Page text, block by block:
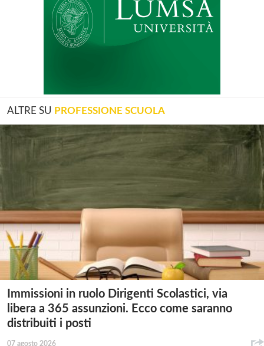
ALTRE SU PROFESSIONE SCUOLA
Immissioni in ruolo Dirigenti Scolastici, via
libera a 365 assunzioni. Ecco come saranno
distribuiti i posti
07 agosto 2026